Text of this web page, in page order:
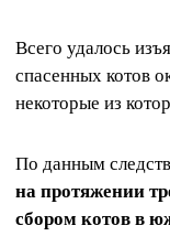
Всего удалось
спасенных котов
некоторые из
По данным
на протяжении
сбором котов в